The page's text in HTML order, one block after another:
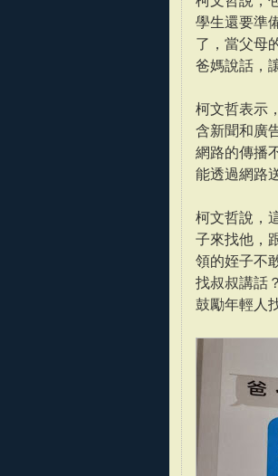
學生還要準
了，當父母
爸媽說話，
柯文哲表示
含新聞和廣
網路的傳播
能透過網路
柯文哲說，
子來找他，
領的姪子不
找叔叔講話
鼓勵年輕人